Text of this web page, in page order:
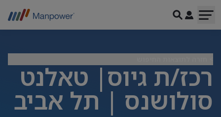
רכז/ת גיוס| טאלנט
סולושנס | תל אביב